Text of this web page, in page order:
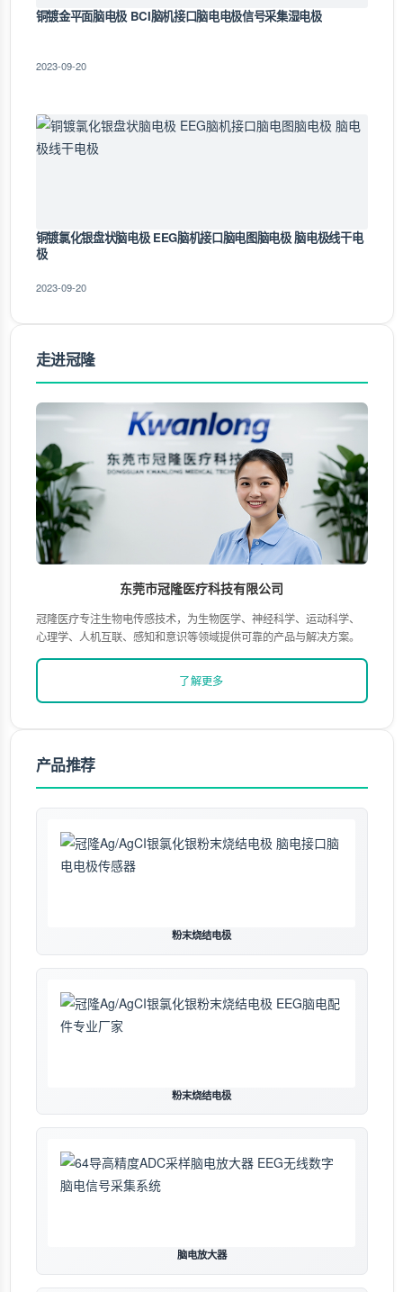
铜镀金平面脑电极 BCI脑机接口脑电电极信号采集湿电极
2023-09-20
铜镀氯化银盘状脑电极 EEG脑机接口脑电图脑电极 脑电极线干电
极
2023-09-20
走进冠隆
东莞市冠隆医疗科技有限公司
冠隆医疗专注生物电传感技术，为生物医学、神经科学、运动科学、
心理学、人机互联、感知和意识等领域提供可靠的产品与解决方案。
了解更多
产品推荐
粉末烧结电极
粉末烧结电极
脑电放大器